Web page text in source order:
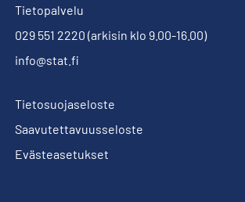
Tietopalvelu
029 551 2220 (arkisin klo 9.00-16.00)
info@stat.fi
Tietosuojaseloste
Saavutettavuusseloste
Evästeasetukset